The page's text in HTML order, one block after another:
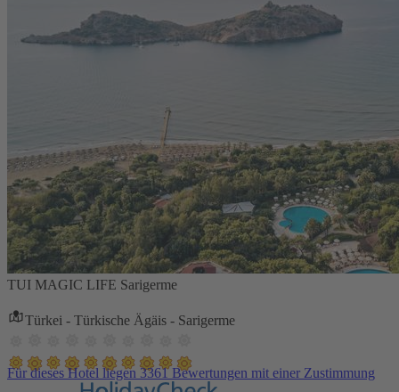
TUI MAGIC LIFE Sarigerme
Türkei - Türkische Ägäis - Sarigerme
Für dieses Hotel liegen 3361 Bewertungen mit einer Zustimmung